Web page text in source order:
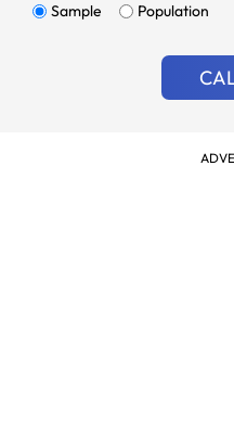
Sample Population